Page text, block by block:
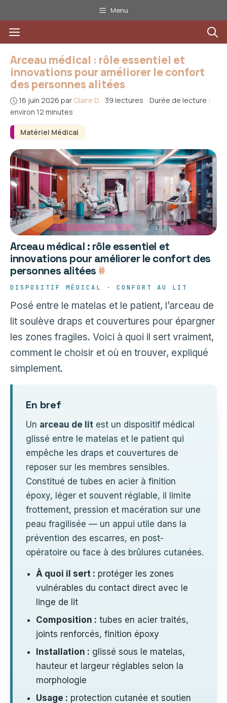
au
contenu
Menu
Menu
Matériel Médical
Arceau médical : rôle essentiel et
innovations pour améliorer le confort
des personnes alitées
16 juin 2026 par Claire D. · 39 lectures · Durée de lecture :
environ 12 minutes
Arceau médical : rôle essentiel et
innovations pour améliorer le confort des
personnes alitées #
DISPOSITIF MÉDICAL · CONFORT AU LIT
Posé entre le matelas et le patient, l’arceau de
lit soulève draps et couvertures pour épargner
les zones fragiles. Voici à quoi il sert vraiment,
comment le choisir et où en trouver, expliqué
simplement.
En bref
Un arceau de lit est un dispositif médical
glissé entre le matelas et le patient qui
empêche les draps et couvertures de
reposer sur les membres sensibles.
Constitué de tubes en acier à finition
époxy, léger et souvent réglable, il limite
frottement, pression et macération sur une
peau fragilisée — un appui utile dans la
prévention des escarres, en post-
opératoire ou face à des brûlures cutanées.
À quoi il sert : protéger les zones
vulnérables du contact direct avec le
linge de lit
Composition : tubes en acier traités,
joints renforcés, finition époxy
Installation : glissé sous le matelas,
hauteur et largeur réglables selon la
morphologie
Usage : protection cutanée et soutien